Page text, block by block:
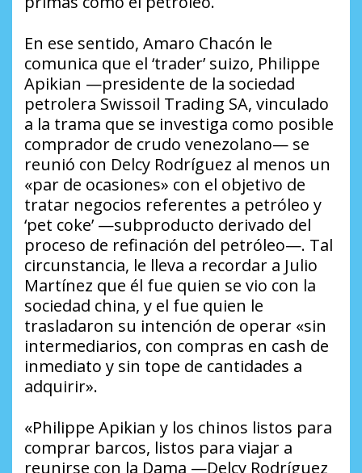
En ese sentido, Amaro Chacón le
comunica que el ‘trader’ suizo, Philippe
Apikian —presidente de la sociedad
petrolera Swissoil Trading SA, vinculado
a la trama que se investiga como posible
comprador de crudo venezolano— se
reunió con Delcy Rodríguez al menos un
«par de ocasiones» con el objetivo de
tratar negocios referentes a petróleo y
‘pet coke’ —subproducto derivado del
proceso de refinación del petróleo—. Tal
circunstancia, le lleva a recordar a Julio
Martínez que él fue quien se vio con la
sociedad china, y el fue quien le
trasladaron su intención de operar «sin
intermediarios, con compras en cash de
inmediato y sin tope de cantidades a
adquirir».
«Philippe Apikian y los chinos listos para
comprar barcos, listos para viajar a
reunirse con la Dama —Delcy Rodríguez